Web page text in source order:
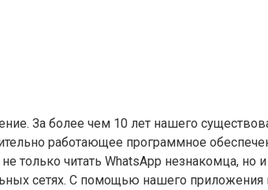
За более чем 10 лет нашего
работающее программное
только читать WhatsApp незнакомца, но и
сетях. С помощью нашего